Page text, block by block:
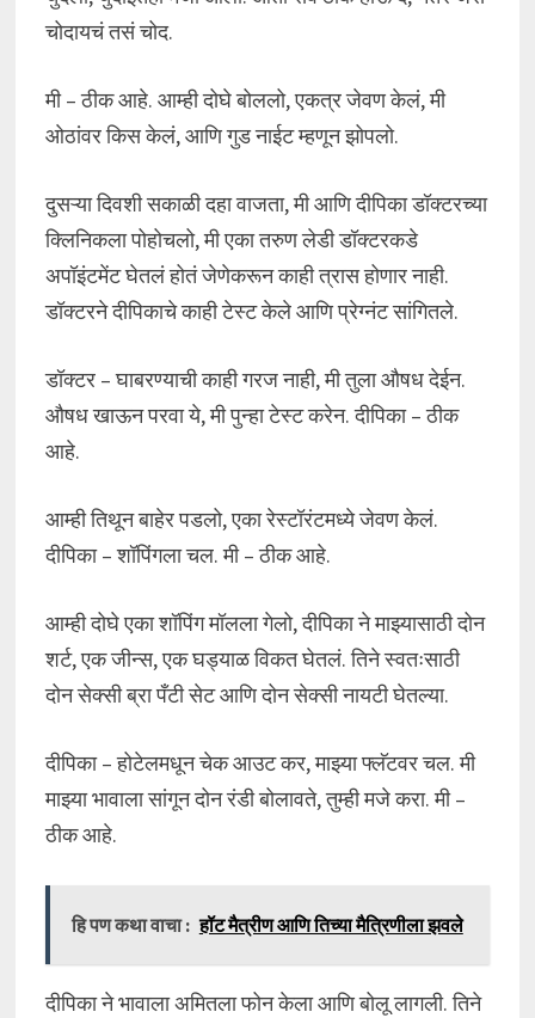
चोदायचं तसं चोद.
मी – ठीक आहे. आम्ही दोघे बोललो, एकत्र जेवण केलं, मी
ओठांवर किस केलं, आणि गुड नाईट म्हणून झोपलो.
दुसऱ्या दिवशी सकाळी दहा वाजता, मी आणि दीपिका डॉक्टरच्या
क्लिनिकला पोहोचलो, मी एका तरुण लेडी डॉक्टरकडे
अपॉइंटमेंट घेतलं होतं जेणेकरून काही त्रास होणार नाही.
डॉक्टरने दीपिकाचे काही टेस्ट केले आणि प्रेग्नंट सांगितले.
डॉक्टर – घाबरण्याची काही गरज नाही, मी तुला औषध देईन.
औषध खाऊन परवा ये, मी पुन्हा टेस्ट करेन. दीपिका – ठीक
आहे.
आम्ही तिथून बाहेर पडलो, एका रेस्टॉरंटमध्ये जेवण केलं.
दीपिका – शॉपिंगला चल. मी – ठीक आहे.
आम्ही दोघे एका शॉपिंग मॉलला गेलो, दीपिका ने माझ्यासाठी दोन
शर्ट, एक जीन्स, एक घड्याळ विकत घेतलं. तिने स्वतःसाठी
दोन सेक्सी ब्रा पँटी सेट आणि दोन सेक्सी नायटी घेतल्या.
दीपिका – होटेलमधून चेक आउट कर, माझ्या फ्लॅटवर चल. मी
माझ्या भावाला सांगून दोन रंडी बोलावते, तुम्ही मजे करा. मी –
ठीक आहे.
हि पण कथा वाचा : हॉट मैत्रीण आणि तिच्या मैत्रिणीला झवले
दीपिका ने भावाला अमितला फोन केला आणि बोलू लागली. तिने